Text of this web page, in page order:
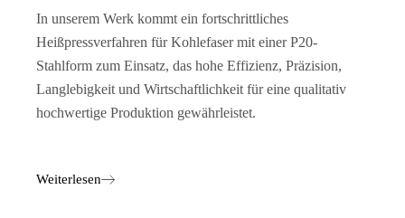
In unserem Werk kommt ein fortschrittliches
Heißpressverfahren für Kohlefaser mit einer P20-
Stahlform zum Einsatz, das hohe Effizienz, Präzision,
Langlebigkeit und Wirtschaftlichkeit für eine qualitativ
hochwertige Produktion gewährleistet.
Weiterlesen